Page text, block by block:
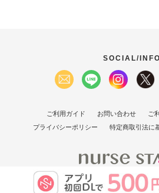
SOCIAL/INFO
ご利用ガイド お問い合わせ ご
プライバシーポリシー
特定商取引法に